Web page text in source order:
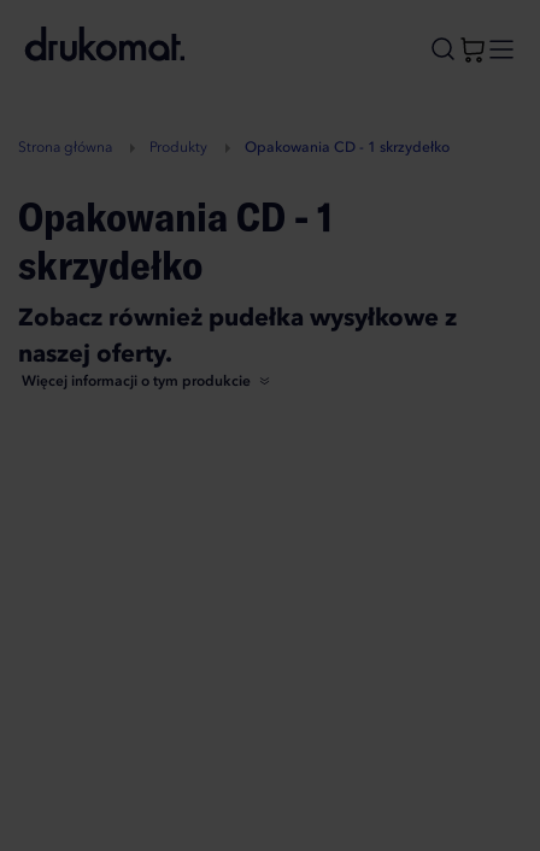
A
Strona główna Produkty Opakowania CD - 1 skrzydełko
Opakowania CD - 1
skrzydełko
Zobacz również pudełka wysyłkowe z
naszej oferty.
Więcej informacji o tym produkcie